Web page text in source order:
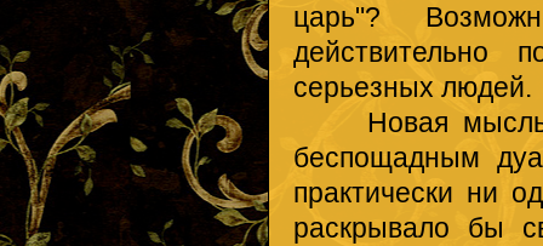
царь"?
действительно
серьезных людей.
Новая мысль
беспощадным
практически ни
раскрывало бы